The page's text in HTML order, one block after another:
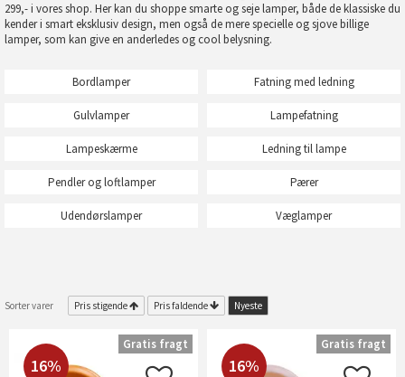
299,- i vores shop. Her kan du shoppe smarte og seje lamper, både de klassiske du
kender i smart eksklusiv design, men også de mere specielle og sjove billige
lamper, som kan give en anderledes og cool belysning.
Bordlamper Fatning med ledning
Gulvlamper Lampefatning
Lampeskærme Ledning til lampe
Pendler og loftlamper Pærer
Udendørslamper Væglamper
Sorter varer Pris stigende Pris faldende Nyeste
16%
Gratis fragt
16%
Gratis fragt